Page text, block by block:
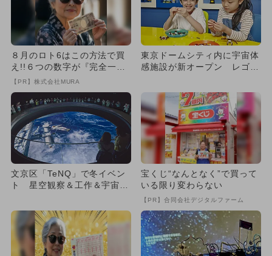
８月のロト6はこの方法で買
え!!６つの数字が『完全一
致』する方法
【PR】株式会社MURA
東京ドームシティ内に宇宙体
感施設が新オープン レゴブ
文京区「TeNQ」で冬イベン
ト 星空観察＆工作＆宇宙兄
宝くじ“なんとなく”で買って
いる限り変わらない
【PR】合同会社デジタルファーム